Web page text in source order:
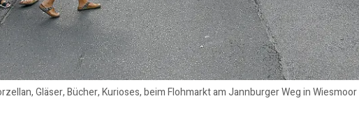
Gläser, Bücher, Kurioses, beim Flohmarkt am Jannburger Weg in